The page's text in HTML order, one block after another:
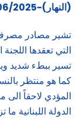
(النهار)-18/06/2025
تشير مصادر
التي تعقدها
تسير ببطء شديد
كما هو منتظر
المؤدي لاحقاً الى
الدولة اللبنانية